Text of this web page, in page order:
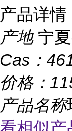
产品详情
产地 宁
Cas：
价格：
产品名称